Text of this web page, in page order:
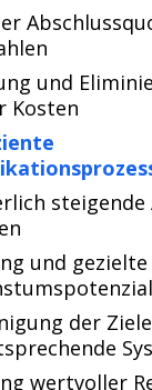
und
Kosten
steigende
und
der
wertvoller